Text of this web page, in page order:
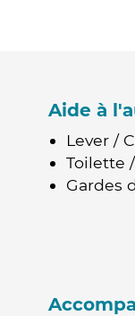
Aide à
Lever /
Toilette
Gardes